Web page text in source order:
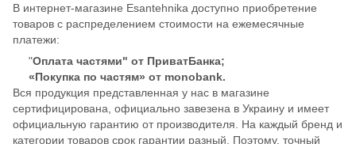
В интернет-магазине Esantehnika доступно приобретение
товаров с распределением стоимости на ежемесячные
платежи:
"Оплата частями" от ПриватБанка;
«Покупка по частям» от monobank.
Вся продукция представленная у нас в магазине
сертифицирована, официально завезена в Украину и имеет
официальную гарантию от производителя. На каждый бренд и
категории товаров срок гарантии разный. Поэтому, точный